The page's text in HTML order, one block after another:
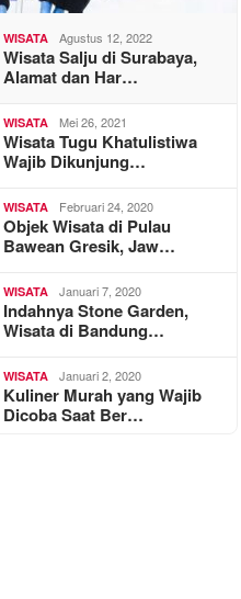
WISATA Agustus 12, 2022
Wisata Salju di Surabaya,
Alamat dan Har…
WISATA Mei 26, 2021
Wisata Tugu Khatulistiwa
Wajib Dikunjung…
WISATA Februari 24, 2020
Objek Wisata di Pulau
Bawean Gresik, Jaw…
WISATA Januari 7, 2020
Indahnya Stone Garden,
Wisata di Bandung…
WISATA Januari 2, 2020
Kuliner Murah yang Wajib
Dicoba Saat Ber…